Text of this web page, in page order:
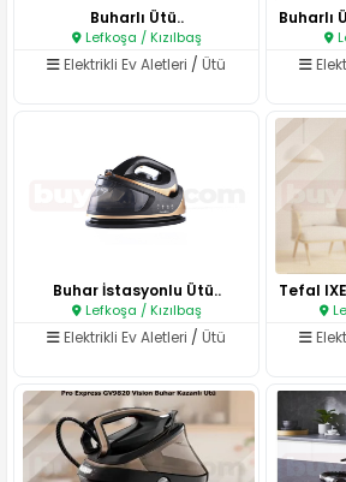
Buharlı Ütü..
Lefkoşa / Kızılbaş
Elektrikli Ev Aletleri / Ütü
Buhar İstasyonlu Ütü..
Lefkoşa / Kızılbaş
Elektrikli Ev Aletleri / Ütü